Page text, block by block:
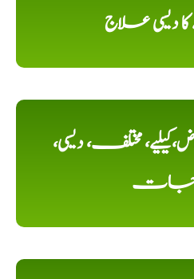
دیسی علاج
مختلف، دیسی،
جات